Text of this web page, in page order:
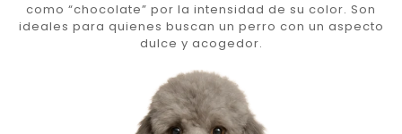
como “chocolate” por la intensidad de su color. Son
ideales para quienes buscan un perro con un aspecto
dulce y acogedor.